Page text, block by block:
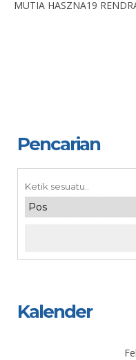
MUTIA HASZNA19
Pencarian
Kalender